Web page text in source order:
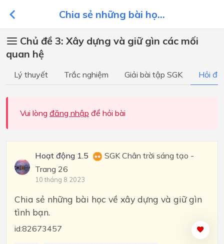
Chia sẻ những bài họ...
Chủ đề 3: Xây dựng và giữ gìn các mối
quan hệ
Lý thuyết Trắc nghiệm Giải bài tập SGK Hỏi
Vui lòng đăng nhập để hỏi bài
Hoạt động 1.5
SGK Chân trời sáng tạo -
Trang 26
10 tháng 8 2023
Chia sẻ những bài học về xây dựng và giữ gìn
tình bạn.
id:82673457